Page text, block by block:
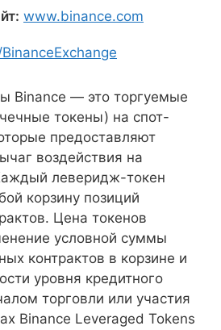
www.binance.com
Binance — это торгуемые
токены) на спот-
предоставляют
воздействия на
леверидж-токен
корзину позиций
Цена токенов
условной суммы
контрактов в корзине и
уровня кредитного
торговли или участия
Binance Leveraged Tokens